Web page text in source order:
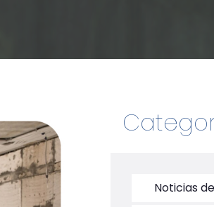
Noticias